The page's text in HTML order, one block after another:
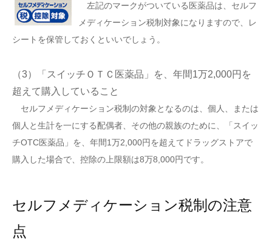
左記のマークがついている医薬品は、セルフ
メディケーション税制対象になりますので、レ
シートを保管しておくといいでしょう。
（3）「スイッチＯＴＣ医薬品」を、年間1万2,000円を
超えて購入していること
セルフメディケーション税制の対象となるのは、個人、または
個人と生計を一にする配偶者、その他の親族のために、「スイッ
チOTC医薬品」を、年間1万2,000円を超えてドラッグストアで
購入した場合で、控除の上限額は8万8,000円です。
セルフメディケーション税制の注意
点